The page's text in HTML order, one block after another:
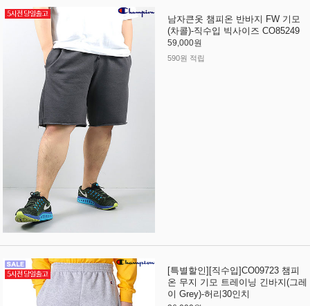
남자큰옷 챔피온 반바지 FW 기모
(차콜)-직수입 빅사이즈 CO85249
59,000원
590원 적립
[특별할인][직수입]CO09723 챔피
온 무지 기모 트레이닝 긴바지(그레
이 Grey)-허리30인치